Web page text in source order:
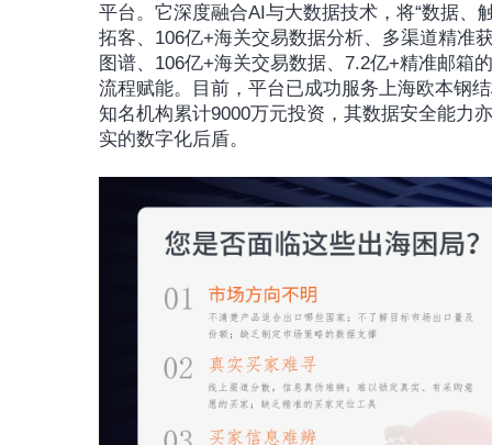
平台。它深度融合AI与大数据技术，将“数据、
拓客、106亿+海关交易数据分析、多渠道精准
图谱、106亿+海关交易数据、7.2亿+精准邮箱
流程赋能。目前，平台已成功服务上海欧本钢
知名机构累计9000万元投资，其数据安全能力
实的数字化后盾。